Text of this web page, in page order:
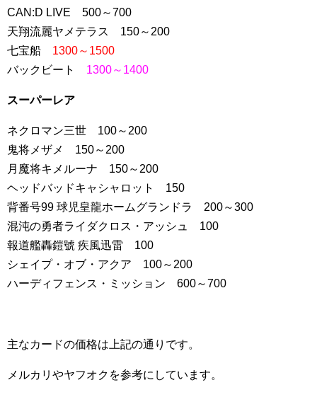
CAN:D LIVE 500～700
天翔流麗ヤメテラス 150～200
七宝船 1300～1500
バックビート 1300～1400
スーパーレア
ネクロマン三世 100～200
鬼将メザメ 150～200
月魔将キメルーナ 150～200
ヘッドバッドキャシャロット 150
背番号99 球児皇龍ホームグランドラ 200～300
混沌の勇者ライダクロス・アッシュ 100
報道艦轟鎧號 疾風迅雷 100
シェイプ・オブ・アクア 100～200
ハーディフェンス・ミッション 600～700
主なカードの価格は上記の通りです。
メルカリやヤフオクを参考にしています。